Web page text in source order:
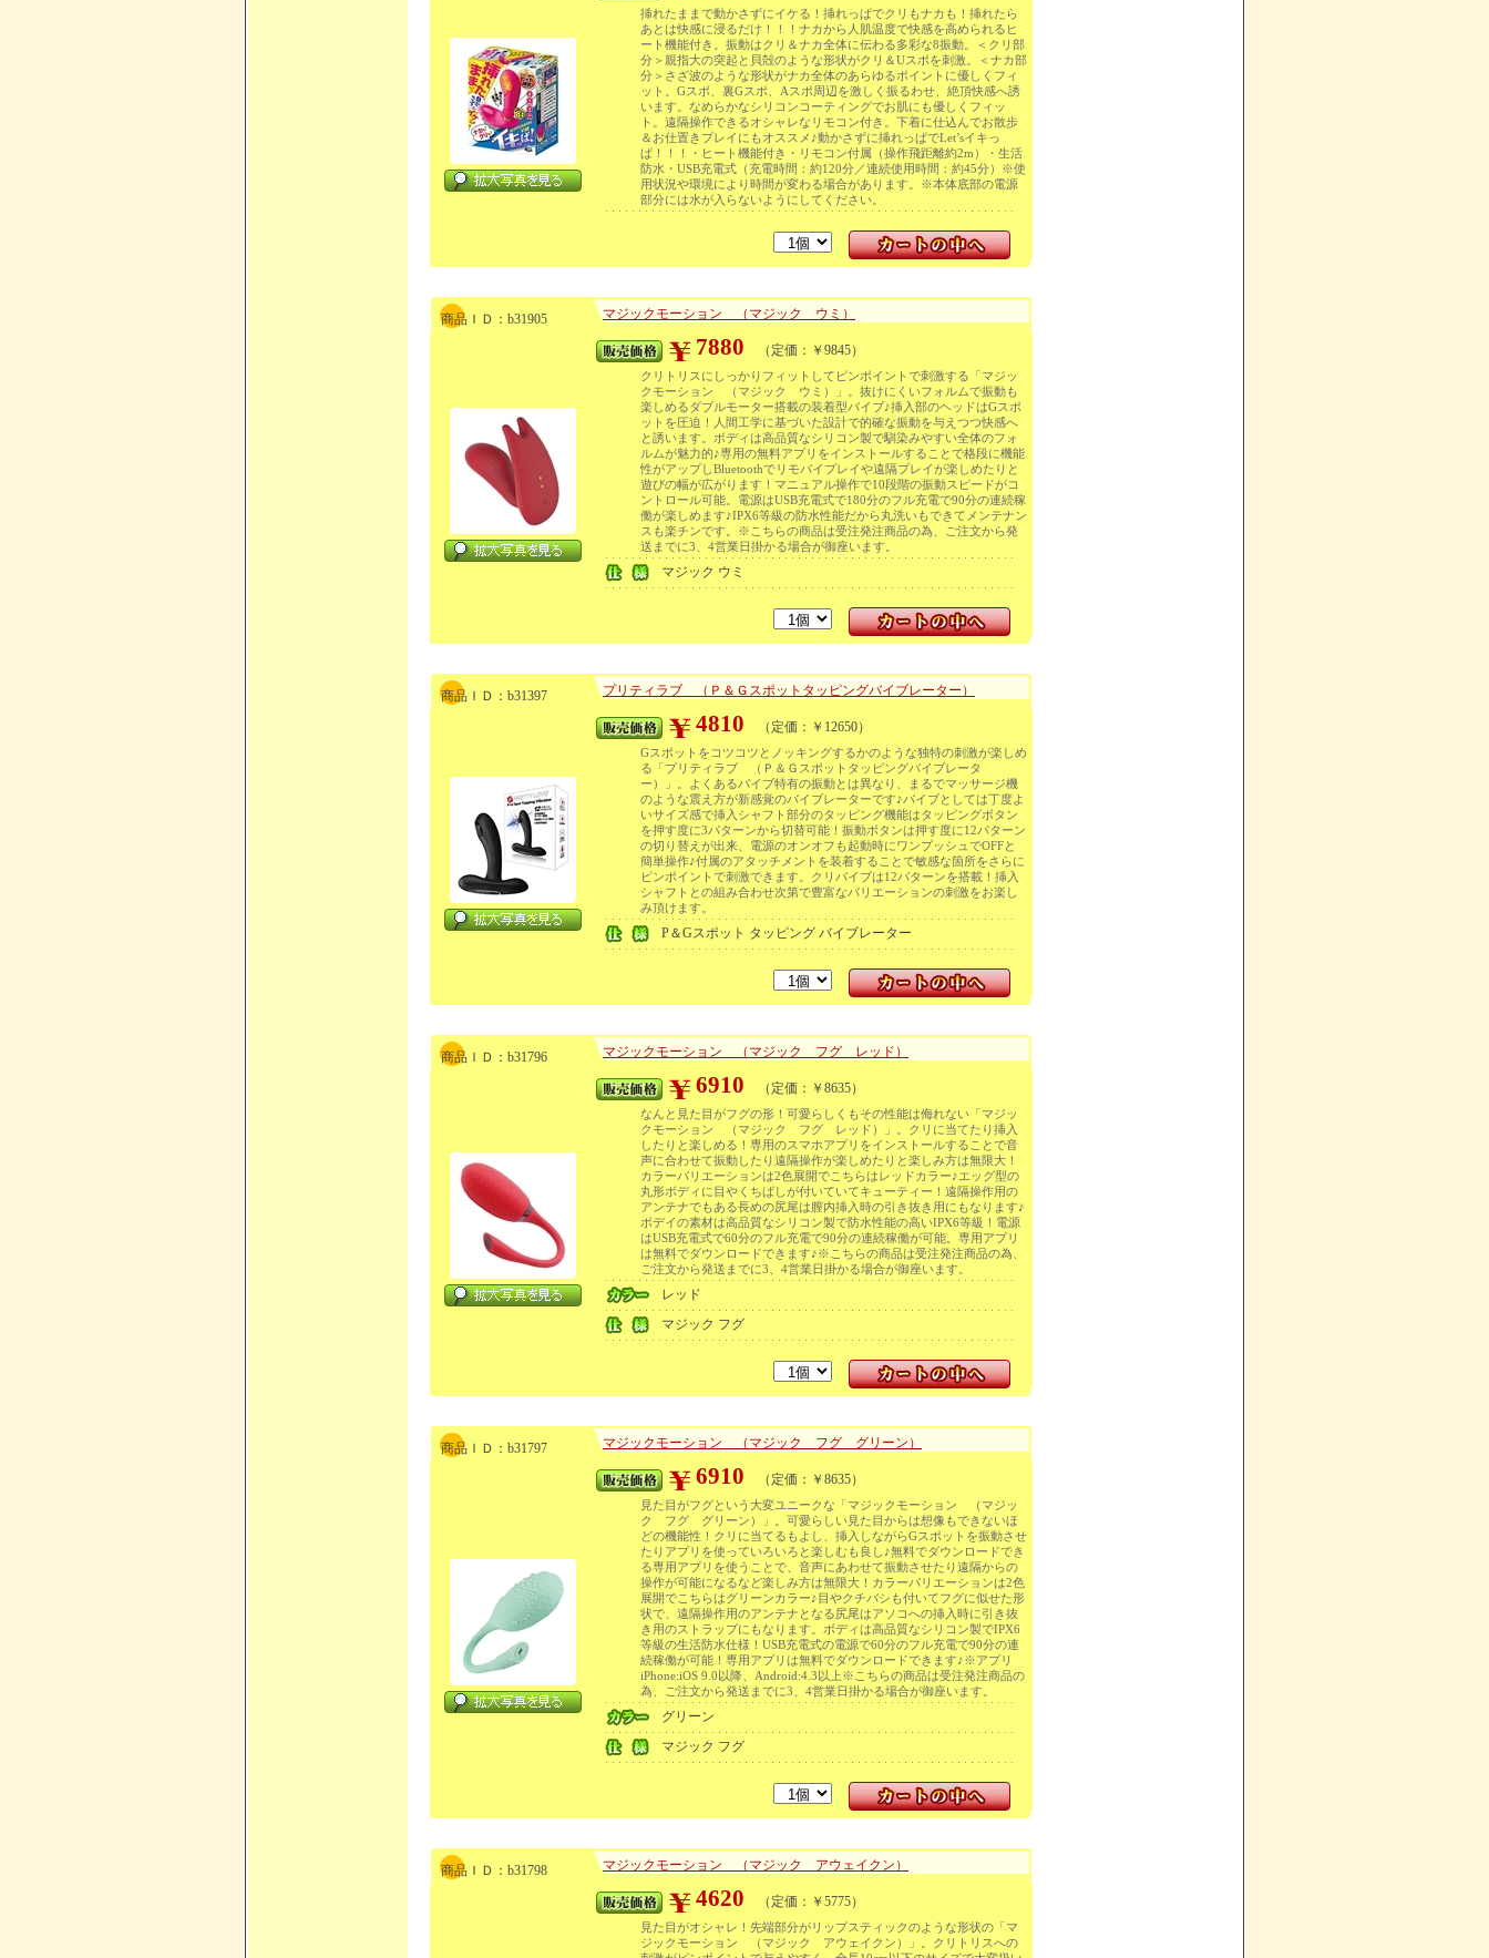
挿れたままで動かさずにイケる！挿れっぱでクリもナカも！挿れたら
あとは快感に浸るだけ！！！ナカから人肌温度で快感を高められるヒ
ート機能付き。振動はクリ＆ナカ全体に伝わる多彩な8振動。＜クリ部
分＞親指大の突起と貝殻のような形状がクリ＆Uスポを刺激。＜ナカ部
分＞さざ波のような形状がナカ全体のあらゆるポイントに優しくフィ
ット。Gスポ、裏Gスポ、Aスポ周辺を激しく振るわせ、絶頂快感へ誘
います。なめらかなシリコンコーティングでお肌にも優しくフィッ
ト。遠隔操作できるオシャレなリモコン付き。下着に仕込んでお散歩
＆お仕置きプレイにもオススメ♪動かさずに挿れっぱでLet’sイキっ
ぱ！！！・ヒート機能付き・リモコン付属（操作飛距離約2m）・生活
防水・USB充電式（充電時間：約120分／連続使用時間：約45分）※使
用状況や環境により時間が変わる場合があります。※本体底部の電源
部分には水が入らないようにしてください。
商品ＩＤ：b31905 マジックモーション （マジック ウミ）
7880 （定価：￥9845）
クリトリスにしっかりフィットしてピンポイントで刺激する「マジッ
クモーション （マジック ウミ）」。抜けにくいフォルムで振動も
楽しめるダブルモーター搭載の装着型バイブ♪挿入部のヘッドはGスポ
ットを圧迫！人間工学に基づいた設計で的確な振動を与えつつ快感へ
と誘います。ボディは高品質なシリコン製で馴染みやすい全体のフォ
ルムが魅力的♪専用の無料アプリをインストールすることで格段に機能
性がアップしBluetoothでリモバイプレイや遠隔プレイが楽しめたりと
遊びの幅が広がります！マニュアル操作で10段階の振動スピードがコ
ントロール可能。電源はUSB充電式で180分のフル充電で90分の連続稼
働が楽しめます♪IPX6等級の防水性能だから丸洗いもできてメンテナン
スも楽チンです。※こちらの商品は受注発注商品の為、ご注文から発
送までに3、4営業日掛かる場合が御座います。
マジック ウミ
商品ＩＤ：b31397 プリティラブ （Ｐ＆Ｇスポットタッピングバイブレーター）
4810 （定価：￥12650）
Gスポットをコツコツとノッキングするかのような独特の刺激が楽しめ
る「プリティラブ （Ｐ＆Ｇスポットタッピングバイブレータ
ー）」。よくあるバイブ特有の振動とは異なり、まるでマッサージ機
のような震え方が新感覚のバイブレーターです♪バイブとしては丁度よ
いサイズ感で挿入シャフト部分のタッピング機能はタッピングボタン
を押す度に3パターンから切替可能！振動ボタンは押す度に12パターン
の切り替えが出来、電源のオンオフも起動時にワンプッシュでOFFと
簡単操作♪付属のアタッチメントを装着することで敏感な箇所をさらに
ピンポイントで刺激できます。クリバイブは12パターンを搭載！挿入
シャフトとの組み合わせ次第で豊富なバリエーションの刺激をお楽し
み頂けます。
P＆Gスポット タッピング バイブレーター
商品ＩＤ：b31796 マジックモーション （マジック フグ レッド）
6910 （定価：￥8635）
なんと見た目がフグの形！可愛らしくもその性能は侮れない「マジッ
クモーション （マジック フグ レッド）」。クリに当てたり挿入
したりと楽しめる！専用のスマホアプリをインストールすることで音
声に合わせて振動したり遠隔操作が楽しめたりと楽しみ方は無限大！
カラーバリエーションは2色展開でこちらはレッドカラー♪エッグ型の
丸形ボディに目やくちばしが付いていてキューティー！遠隔操作用の
アンテナでもある長めの尻尾は膣内挿入時の引き抜き用にもなります♪
ボデイの素材は高品質なシリコン製で防水性能の高いIPX6等級！電源
はUSB充電式で60分のフル充電で90分の連続稼働が可能。専用アプリ
は無料でダウンロードできます♪※こちらの商品は受注発注商品の為、
ご注文から発送までに3、4営業日掛かる場合が御座います。
レッド
マジック フグ
商品ＩＤ：b31797 マジックモーション （マジック フグ グリーン）
6910 （定価：￥8635）
見た目がフグという大変ユニークな「マジックモーション （マジッ
ク フグ グリーン）」。可愛らしい見た目からは想像もできないほ
どの機能性！クリに当てるもよし、挿入しながらGスポットを振動させ
たりアプリを使っていろいろと楽しむも良し♪無料でダウンロードでき
る専用アプリを使うことで、音声にあわせて振動させたり遠隔からの
操作が可能になるなど楽しみ方は無限大！カラーバリエーションは2色
展開でこちらはグリーンカラー♪目やクチバシも付いてフグに似せた形
状で、遠隔操作用のアンテナとなる尻尾はアソコへの挿入時に引き抜
き用のストラップにもなります。ボディは高品質なシリコン製でIPX6
等級の生活防水仕様！USB充電式の電源で60分のフル充電で90分の連
続稼働が可能！専用アプリは無料でダウンロードできます♪※アプリ
iPhone:iOS 9.0以降、Android:4.3以上※こちらの商品は受注発注商品の
為、ご注文から発送までに3、4営業日掛かる場合が御座います。
グリーン
マジック フグ
商品ＩＤ：b31798 マジックモーション （マジック アウェイクン）
4620 （定価：￥5775）
見た目がオシャレ！先端部分がリップスティックのような形状の「マ
ジックモーション （マジック アウェイクン）」。クリトリスへの